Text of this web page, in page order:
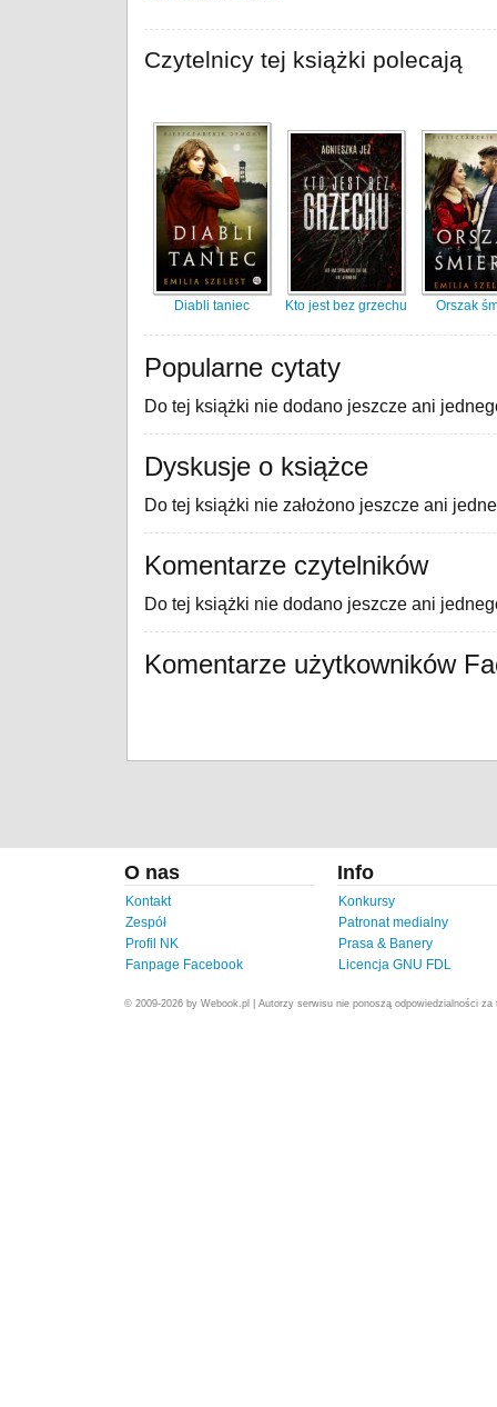
Czytelnicy tej książki polecają
Diabli taniec Kto jest bez grzechu Orszak
Popularne cytaty
Do tej książki nie dodano jeszcze ani
Dyskusje o książce
Do tej książki nie założono jeszcze ani
Komentarze czytelników
Do tej książki nie dodano jeszcze ani
Komentarze użytkowników
O nas
Kontakt
Zespół
Profil NK
Fanpage Facebook
Info
Konkursy
Patronat medialny
Prasa & Banery
Licencja GNU FDL
© 2009-2026 by Webook.pl | Autorzy serwisu nie ponoszą odpowiedzialności